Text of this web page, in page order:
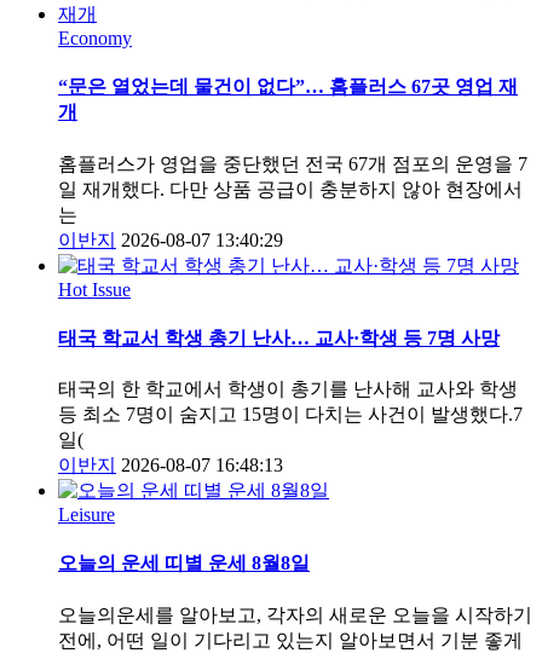
Economy
“문은 열었는데 물건이 없다”… 홈플러스 67곳 영업 재
개
홈플러스가 영업을 중단했던 전국 67개 점포의 운영을 7
일 재개했다. 다만 상품 공급이 충분하지 않아 현장에서
는
이반지
2026-08-07 13:40:29
Hot Issue
태국 학교서 학생 총기 난사… 교사·학생 등 7명 사망
태국의 한 학교에서 학생이 총기를 난사해 교사와 학생
등 최소 7명이 숨지고 15명이 다치는 사건이 발생했다.7
일(
이반지
2026-08-07 16:48:13
Leisure
오늘의 운세 띠별 운세 8월8일
오늘의운세를 알아보고, 각자의 새로운 오늘을 시작하기
전에, 어떤 일이 기다리고 있는지 알아보면서 기분 좋게